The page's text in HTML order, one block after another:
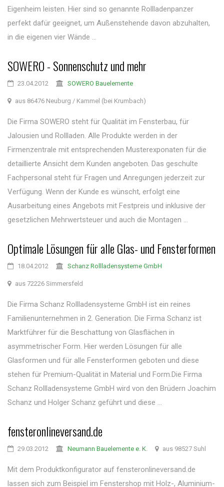
Eigenheim leisten. Hier sind so genannte Rollladenpanzer
perfekt dafür geeignet, um Außenstehende davon abzuhalten,
in die eigenen vier Wände ...
SOWERO - Sonnenschutz und mehr
23.04.2012 SOWERO Bauelemente
aus 86476 Neuburg / Kammel (bei Krumbach)
Die Firma SOWERO steht für Qualität im Fensterbau, für
Jalousien und Rollladen. Alle Produkte werden in der
Firmenzentrale mit entsprechenden Musterexponaten für die
detaillierte Ansicht dem Kunden angeboten. Das geschulte
Fachpersonal steht für Fragen und Anregungen jederzeit zur
Verfügung. Wenn der Kunde es wünscht, erfolgt eine
Ausarbeitung eines Angebots mit Festpreis und inklusive der
gesetzlichen Mehrwertsteuer und auch die Montagen ...
Optimale Lösungen für alle Glas- und Fensterformen
18.04.2012 Schanz Rollladensysteme GmbH
aus 72226 Simmersfeld
Die Firma Schanz Rollladensysteme GmbH ist ein reines
Familienunternehmen in 2. Generation. Die Firma Schanz ist
Marktführer für die Beschattung von Glasflächen in
asymmetrischer Form. Hier werden Lösungen für alle
Glasformen und für alle Fensterformen geboten und diese
stehen für Premium-Qualität in Material und Form.Die Firma
Schanz Rollladensysteme GmbH wird von den Brüdern Joachim
Schanz und Holger Schanz geführt und diese ...
fensteronlineversand.de
29.03.2012 Neumann Bauelemente e. K. aus 98527 Suhl
Mit dem Produktkonfigurator auf fensteronlineversand.de
lassen sich zum Beispiel im Fenstershop mit Holz-, Aluminium-